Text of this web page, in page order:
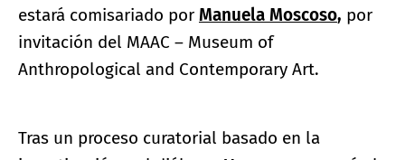
estará comisariado por Manuela Moscoso, por
invitación del MAAC – Museum of
Anthropological and Contemporary Art.
Tras un proceso curatorial basado en la